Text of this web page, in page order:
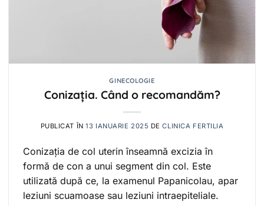
GINECOLOGIE
Conizația. Când o recomandăm?
PUBLICAT ÎN13 IANUARIE 2025 DECLINICA FERTILIA
Conizația de col uterin înseamnă excizia în
formă de con a unui segment din col. Este
utilizată după ce, la examenul Papanicolau, apar
leziuni scuamoase sau leziuni intraepiteliale.